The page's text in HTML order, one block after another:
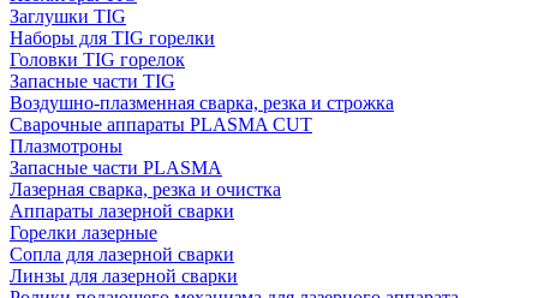
Заглушки TIG
Наборы для TIG горелки
Головки TIG горелок
Запасные части TIG
Воздушно-плазменная сварка, резка и строжка
Сварочные аппараты PLASMA CUT
Плазмотроны
Запасные части PLASMA
Лазерная сварка, резка и очистка
Аппараты лазерной сварки
Горелки лазерные
Сопла для лазерной сварки
Линзы для лазерной сварки